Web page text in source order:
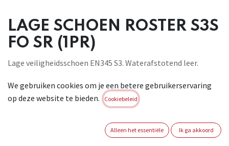
LAGE SCHOEN ROSTER S3S
FO SR (1PR)
Lage veiligheidsschoen EN345 S3. Waterafstotend leer.
polyamide, ademend en bestand tegen schuren en scheuren.
Voorzien van
PU zool. Conform : EN ISO 20345 : 2022
We gebruiken cookies om je een betere gebruikerservaring
op deze website te bieden.
Cookiebeleid
Alleen het essentiële Ik ga akkoord